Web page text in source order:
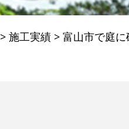
> 施工実績 > 富山市で庭